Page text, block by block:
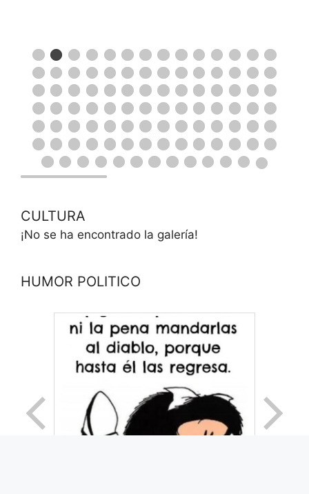
CULTURA
¡No se ha encontrado la galería!
HUMOR POLITICO